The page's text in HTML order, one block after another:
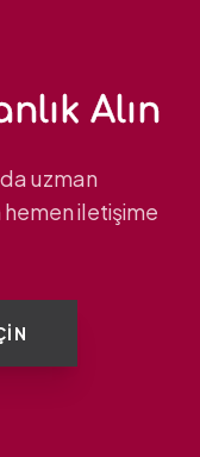
Alın
uzman
hemen iletişime